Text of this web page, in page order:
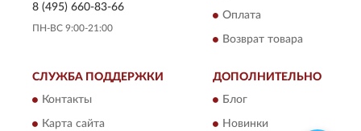
8 (495) 660-83-66
ПН-ВС 9:00-21:00
Оплата
Возврат товара
СЛУЖБА ПОДДЕРЖКИ
Контакты
Карта сайта
ДОПОЛНИТЕЛЬНО
Блог
Новинки